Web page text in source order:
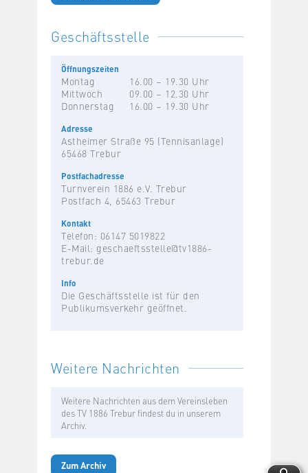
Geschäftsstelle
Öffnungszeiten
Montag
16.00 – 19.30 Uhr
Mittwoch
09.00 – 12.30 Uhr
Donnerstag
16.00 – 19.30 Uhr
Adresse
Astheimer Straße 95 (Tennisanlage)
65468 Trebur
Postfachadresse
Turnverein 1886 e.V. Trebur
Postfach 4, 65463 Trebur
Kontakt
Telefon: 06147 5019822
E-Mail: geschaeftsstelle@tv1886-
trebur.de
Info
Die Geschäftsstelle ist für den
Publikumsverkehr geöffnet.
Weitere Nachrichten
Weitere Nachrichten aus dem Vereinsleben
des TV 1886 Trebur findest du in unserem
Archiv.
Zum Archiv